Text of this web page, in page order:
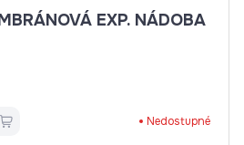
EXP. NÁDOBA
Nedostupné